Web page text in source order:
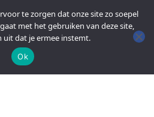
te zorgen dat onze site zo soepel
met het gebruiken van deze site,
uit dat je ermee instemt.
Ok